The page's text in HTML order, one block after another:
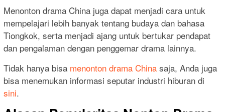
Menonton drama China juga dapat menjadi cara untuk
mempelajari lebih banyak tentang budaya dan bahasa
Tiongkok, serta menjadi ajang untuk bertukar pendapat
dan pengalaman dengan penggemar drama lainnya.
Tidak hanya bisa menonton drama China saja, Anda juga
bisa menemukan informasi seputar industri hiburan di
sini.